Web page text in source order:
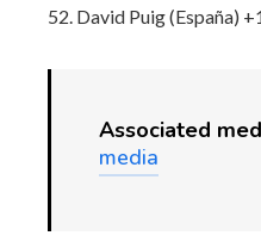
52. David Puig (España)
Associated
media